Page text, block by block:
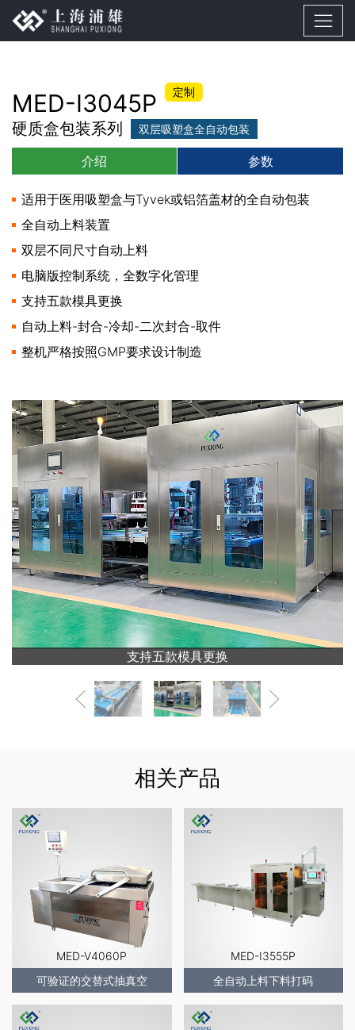
MED-I3045P 定制
硬质盒包装系列 双层吸塑盒全自动包装
介绍 参数
适用于医用吸塑盒与Tyvek或铝箔盖材的全自动包装
全自动上料装置
双层不同尺寸自动上料
电脑版控制系统，全数字化管理
支持五款模具更换
自动上料-封合-冷却-二次封合-取件
整机严格按照GMP要求设计制造
支持五款模具更换
相关产品
MED-V4060P
可验证的交替式抽真空
MED-I3555P
全自动上料下料打码